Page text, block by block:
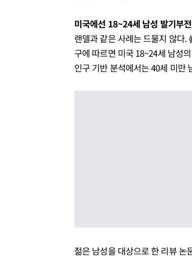
미국에선 18~24세 남성 발기부
랜델과 같은 사례는 드물지 않다
구에 따르면 미국 18~24세 남성
인구 기반 분석에서는 40세 미만
젊은 남성을 대상으로 한 리뷰